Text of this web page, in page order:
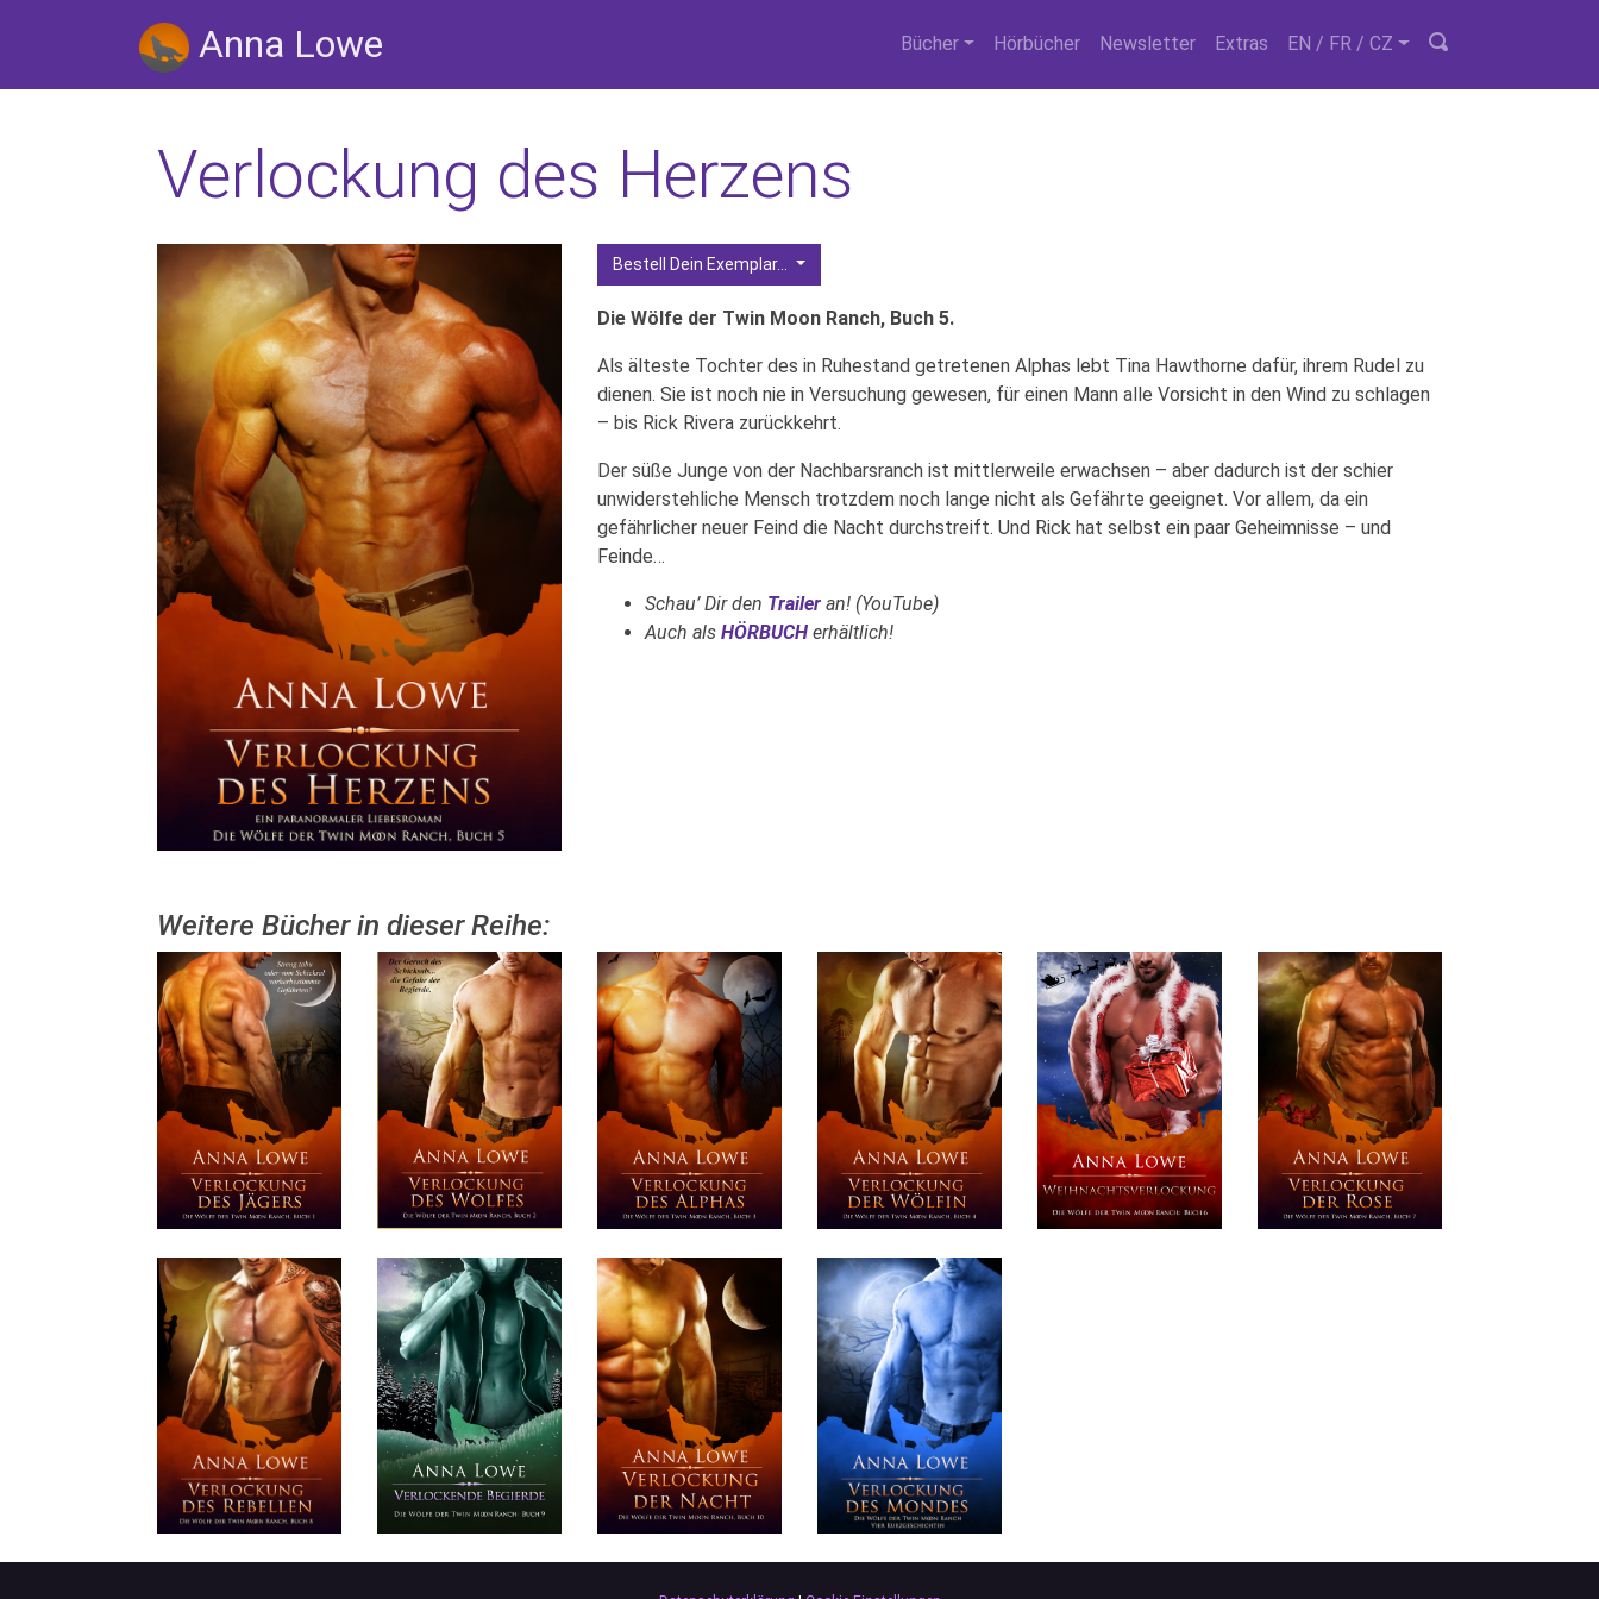
Anna Lowe Bücher Hörbücher Newsletter Extras EN / FR / CZ
Verlockung des Herzens
Bestell Dein Exemplar...
Die Wölfe der Twin Moon Ranch, Buch 5.
Als älteste Tochter des in Ruhestand getretenen Alphas lebt Tina Hawthorne dafür, ihrem Rudel zu
dienen. Sie ist noch nie in Versuchung gewesen, für einen Mann alle Vorsicht in den Wind zu schlagen
– bis Rick Rivera zurückkehrt.
Der süße Junge von der Nachbarsranch ist mittlerweile erwachsen – aber dadurch ist der schier
unwiderstehliche Mensch trotzdem noch lange nicht als Gefährte geeignet. Vor allem, da ein
gefährlicher neuer Feind die Nacht durchstreift. Und Rick hat selbst ein paar Geheimnisse – und
Feinde…
Schau’ Dir den Trailer an! (YouTube)
Auch als HÖRBUCH erhältlich!
Weitere Bücher in dieser Reihe: